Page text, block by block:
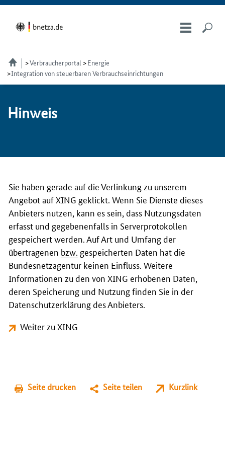
Verbraucherportal
Energie
Integration von steuerbaren Verbrauchseinrichtungen
Hin­weis
Sie haben gerade auf die Verlinkung zu unserem
Angebot auf XING geklickt. Wenn Sie Dienste dieses
Anbieters nutzen, kann es sein, dass Nutzungsdaten
erfasst und gegebenenfalls in Serverprotokollen
gespeichert werden. Auf Art und Umfang der
übertragenen bzw. gespeicherten Daten hat die
Bundesnetzagentur keinen Einfluss. Weitere
Informationen zu den von XING erhobenen Daten,
deren Speicherung und Nutzung finden Sie in der
Datenschutzerklärung des Anbieters.
Weiter zu XING
Seite drucken Seite teilen Kurzlink